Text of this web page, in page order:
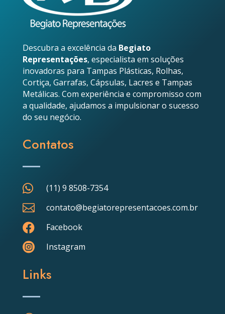
Descubra a excelência da Begiato
Representações, especialista em soluções
inovadoras para Tampas Plásticas, Rolhas,
Cortiça, Garrafas, Cápsulas, Lacres e Tampas
Metálicas. Com experiência e compromisso com
a qualidade, ajudamos a impulsionar o sucesso
do seu negócio.
Contatos
 (11) 9 8508-7354
 contato@begiatorepresentacoes.com.br
 Facebook
 Instagram
Links